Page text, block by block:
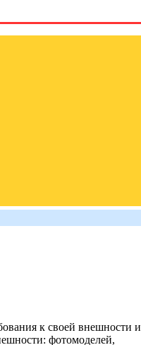
к своей внешности и
фотомоделей,